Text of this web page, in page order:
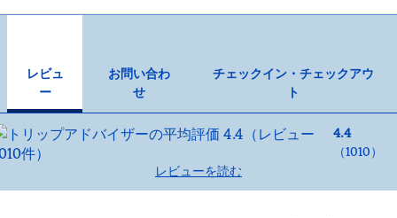
レビュ
ー
お問い合わ
せ
お問い合わせ チェックイン・チェックアウ
ト
4.4
（1010）
レビューを読む